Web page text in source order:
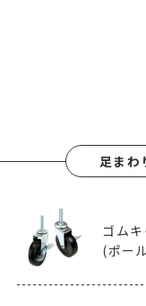
足まわ
ゴム
(ポー